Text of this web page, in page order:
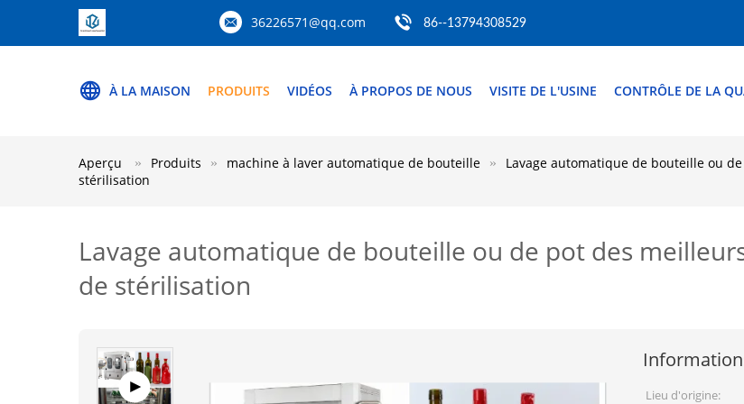
36226571@qq.com 86--13794308529
À LA MAISON PRODUITS VIDÉOS À PROPOS DE NOUS VISITE DE L'USINE CONTRÔLE DE LA
Aperçu Produits machine à laver automatique de bouteille
Lavage automatique de bouteille ou
stérilisation
Lavage automatique de bouteille ou de pot des
de stérilisation
Lieu d'origine: